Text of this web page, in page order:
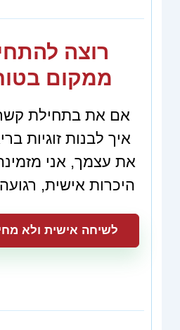
רוצה
ממקום
אם את בתחילת קשר
איך לבנות זוגיות
את עצמך, אני
היכרות אישית,
לשיחה אישית ולא